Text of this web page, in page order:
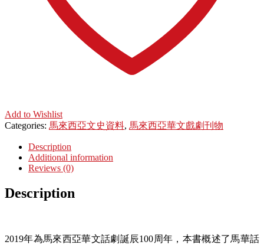
Add to Wishlist
Categories: 馬來西亞文史資料, 馬來西亞華文戲劇刊物
Description
Additional information
Reviews (0)
Description
2019年為馬來西亞華文話劇誕辰100周年，本書概述了馬華話